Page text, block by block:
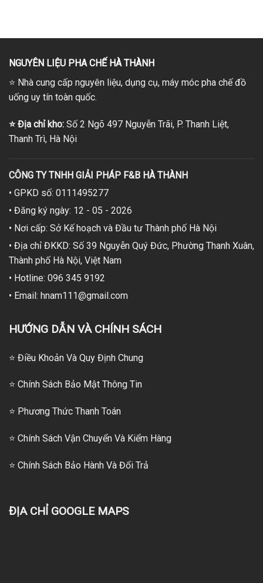
NGUYÊN LIỆU PHA CHẾ HÀ THÀNH
⭐ Nhà cung cấp nguyên liệu, dụng cụ, máy móc pha chế đồ
uống uy tín toàn quốc.
⭐Địa chỉ kho: Số 2 Ngõ 497 Nguyễn Trãi, P. Thanh Liệt,
Thanh Trì, Hà Nội
CÔNG TY TNHH GIẢI PHÁP F&B HÀ THÀNH
• GPKD số: 0111495277
• Đăng ký ngày: 12 - 05 - 2026
• Nơi cấp: Sở Kế hoạch và Đầu tư Thành phố Hà Nội
• Địa chỉ ĐKKD: Số 39 Nguyễn Quý Đức, Phường Thanh Xuân,
Thành phố Hà Nội, Việt Nam
• Hotline: 096 345 9192
• Email: hnam111@gmail.com
HƯỚNG DẪN VÀ CHÍNH SÁCH
⭐ Điều Khoản Và Quy Định Chung
⭐ Chính Sách Bảo Mật Thông Tin
⭐ Phương Thức Thanh Toán
⭐ Chính Sách Vận Chuyển Và Kiểm Hàng
⭐ Chính Sách Bảo Hành Và Đổi Trả
ĐỊA CHỈ GOOGLE MAPS